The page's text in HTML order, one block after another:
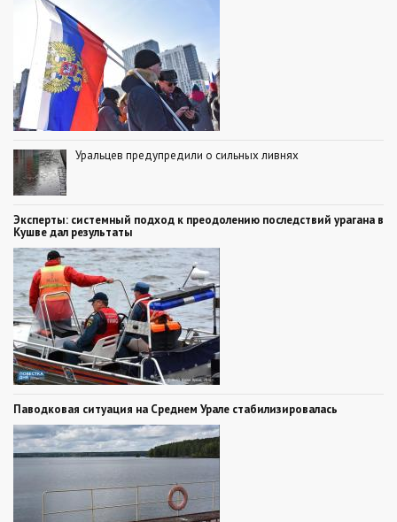
Уральцев предупредили о сильных ливнях
Эксперты: системный подход к преодолению последствий урагана в
Кушве дал результаты
Паводковая ситуация на Среднем Урале стабилизировалась